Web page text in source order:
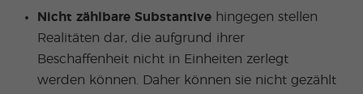
Nicht zählbare Substantive hingegen stellen
Realitäten dar, die aufgrund ihrer
Beschaffenheit nicht in Einheiten zerlegt
werden können. Daher können sie nicht gezählt